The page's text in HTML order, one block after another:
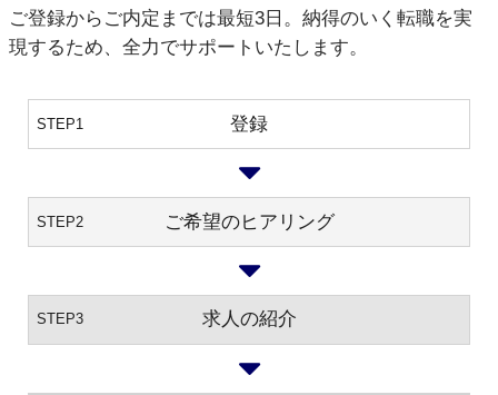
ご登録からご内定までは最短3日。納得のいく転職を実
現するため、全力でサポートいたします。
STEP1 登録
STEP2 ご希望のヒアリング
STEP3 求人の紹介